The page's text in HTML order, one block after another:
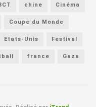
chine Cinéma
Coupe du Monde
Etats-Unis Festival
france Gaza